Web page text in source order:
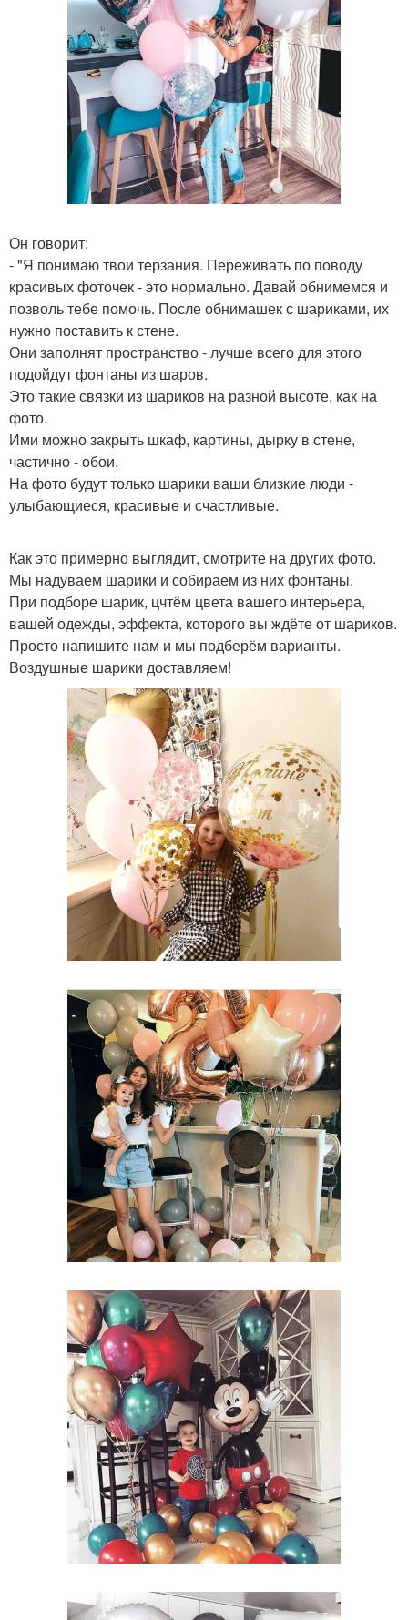
Он говорит:
- "Я понимаю твои терзания. Переживать по поводу
красивых фоточек - это нормально. Давай обнимемся и
позволь тебе помочь. После обнимашек с шариками, их
нужно поставить к стене.
Они заполнят пространство - лучше всего для этого
подойдут фонтаны из шаров.
Это такие связки из шариков на разной высоте, как на
фото.
Ими можно закрыть шкаф, картины, дырку в стене,
частично - обои.
На фото будут только шарики ваши близкие люди -
улыбающиеся, красивые и счастливые.
Как это примерно выглядит, смотрите на других фото.
Мы надуваем шарики и собираем из них фонтаны.
При подборе шарик, цчтём цвета вашего интерьера,
вашей одежды, эффекта, которого вы ждёте от шариков.
Просто напишите нам и мы подберём варианты.
Воздушные шарики доставляем!